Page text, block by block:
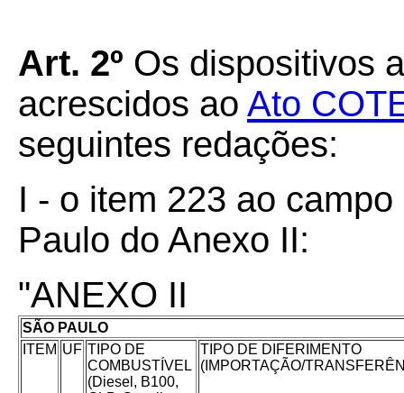
Art. 2º Os dispositivos
acrescidos ao Ato
seguintes redações:
I - o item 223 ao
Paulo do Anexo II:
"ANEXO II
SÃO PAULO
ITEM UF TIPO DE
COMBUSTÍVEL
(Diesel, B100,
TIPO DE DIFERIMENTO
(IMPORTAÇÃO/